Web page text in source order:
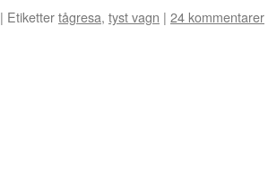
| Etikettertågresa, tyst vagn | 24 kommentarer